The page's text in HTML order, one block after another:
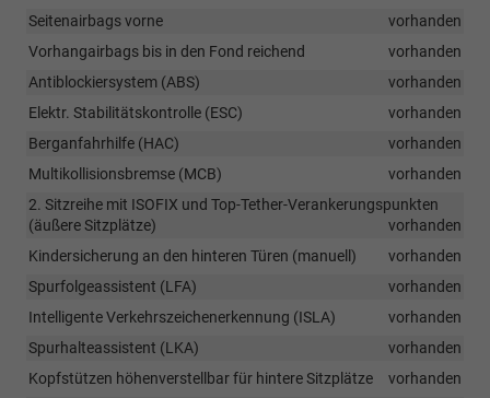
Seitenairbags vorne
vorhanden
Vorhangairbags bis in den Fond reichend
vorhanden
Antiblockiersystem (ABS)
vorhanden
Elektr. Stabilitätskontrolle (ESC)
vorhanden
Berganfahrhilfe (HAC)
vorhanden
Multikollisionsbremse (MCB)
vorhanden
2. Sitzreihe mit ISOFIX und Top-Tether-Verankerungspunkten
(äußere Sitzplätze)
vorhanden
Kindersicherung an den hinteren Türen (manuell)
vorhanden
Spurfolgeassistent (LFA)
vorhanden
Intelligente Verkehrszeichenerkennung (ISLA)
vorhanden
Spurhalteassistent (LKA)
vorhanden
Kopfstützen höhenverstellbar für hintere Sitzplätze
vorhanden